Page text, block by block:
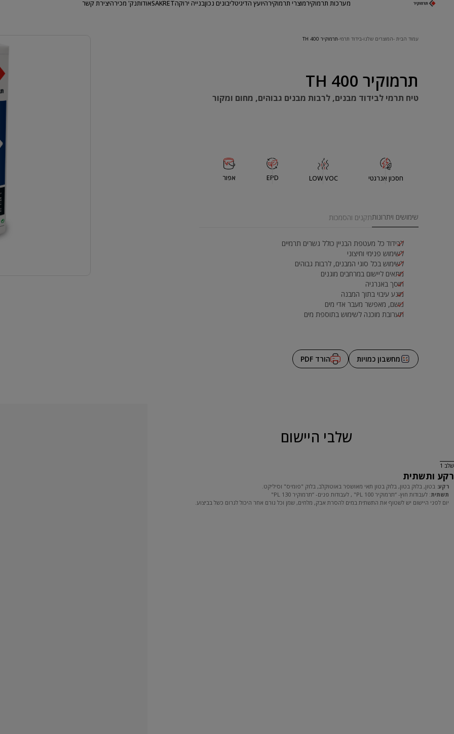
מערכות תרמוקירמוצרי תרמוקירהיועץ הדיגיטליבונים נכוןבנייה ירוקהSAKRETאודותנק' מכירהיצירת קשר
עמוד הבית המוצרים שלנו בידוד תרמי תרמוקיר TH 400
תרמוקיר TH 400
טיח תרמי לבידוד מבנים, לרבות מבנים גבוהים, מחום ומקור
חסכון אנרגטי LOW VOC
EPD אפור
שימושים ויתרונותתקנים והסמכות
לבידוד כל מעטפת הבניין כולל גשרים תרמיים
לשימוש פנימי וחיצוני
לשימוש בכל סוגי המבנים, לרבות גבוהים
מתאים ליישום במרחבים מוגנים
חוסך באנרגיה
מונע עיבוי בתוך המבנה
נושם, מאפשר מעבר אדי מים
תערובת מוכנה לשימוש בתוספת מים
מחשבון כמויות הורד PDF
שלבי היישום
שלב 1
רקע ותשתית
רקע: בטון, בלוק בטון, בלוק בטון תאי מאושפר באוטוקלב, בלוק "פומיס" וסיליקט.
תשתית: לעבודות חוץ- “תרמוקיר PL 100" , לעבודות פנים- “תרמוקיר PL 130"
יום לפני היישום יש לשטוף את התשתית במים להסרת אבק, מלחים, שמן וכל גורם אחר היכול לגרום כשל בביצוע.